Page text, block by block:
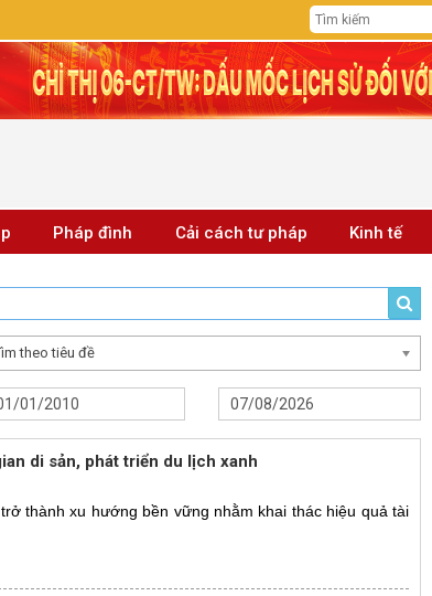
Pháp đình Cải cách tư pháp Kinh tế
theo tiêu đề
di sản, phát triển du lịch xanh
thành xu hướng bền vững nhằm khai thác hiệu quả tài